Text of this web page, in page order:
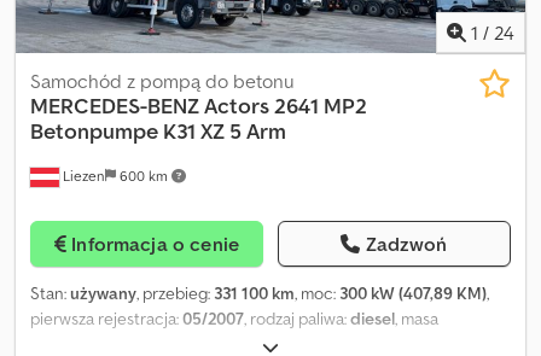
1 / 24
Liezen 600 km
Samochód z pompą do betonu
MERCEDES-BENZActors 2641 MP2
Betonpumpe K31 XZ 5 Arm
Informacja o cenie Zadzwoń
Stan:używany, przebieg: 331 100 km, moc: 300 kW (407,89 KM),
pierwsza rejestracja:05/2007, rodzaj paliwa:diesel, masa
, konfiguracja osi: